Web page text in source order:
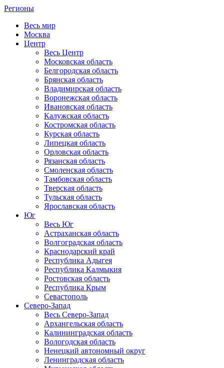
Регионы
Весь мир
Москва
Центр
Весь Центр
Московская область
Белгородская область
Брянская область
Владимирская область
Воронежская область
Ивановская область
Калужская область
Костромская область
Курская область
Липецкая область
Орловская область
Рязанская область
Смоленская область
Тамбовская область
Тверская область
Тульская область
Ярославская область
Юг
Весь Юг
Астраханская область
Волгоградская область
Краснодарский край
Республика Адыгея
Республика Калмыкия
Ростовская область
Республика Крым
Севастополь
Северо-Запад
Весь Северо-Запад
Архангельская область
Калининградская область
Вологодская область
Ненецкий автономный округ
Ленинградская область